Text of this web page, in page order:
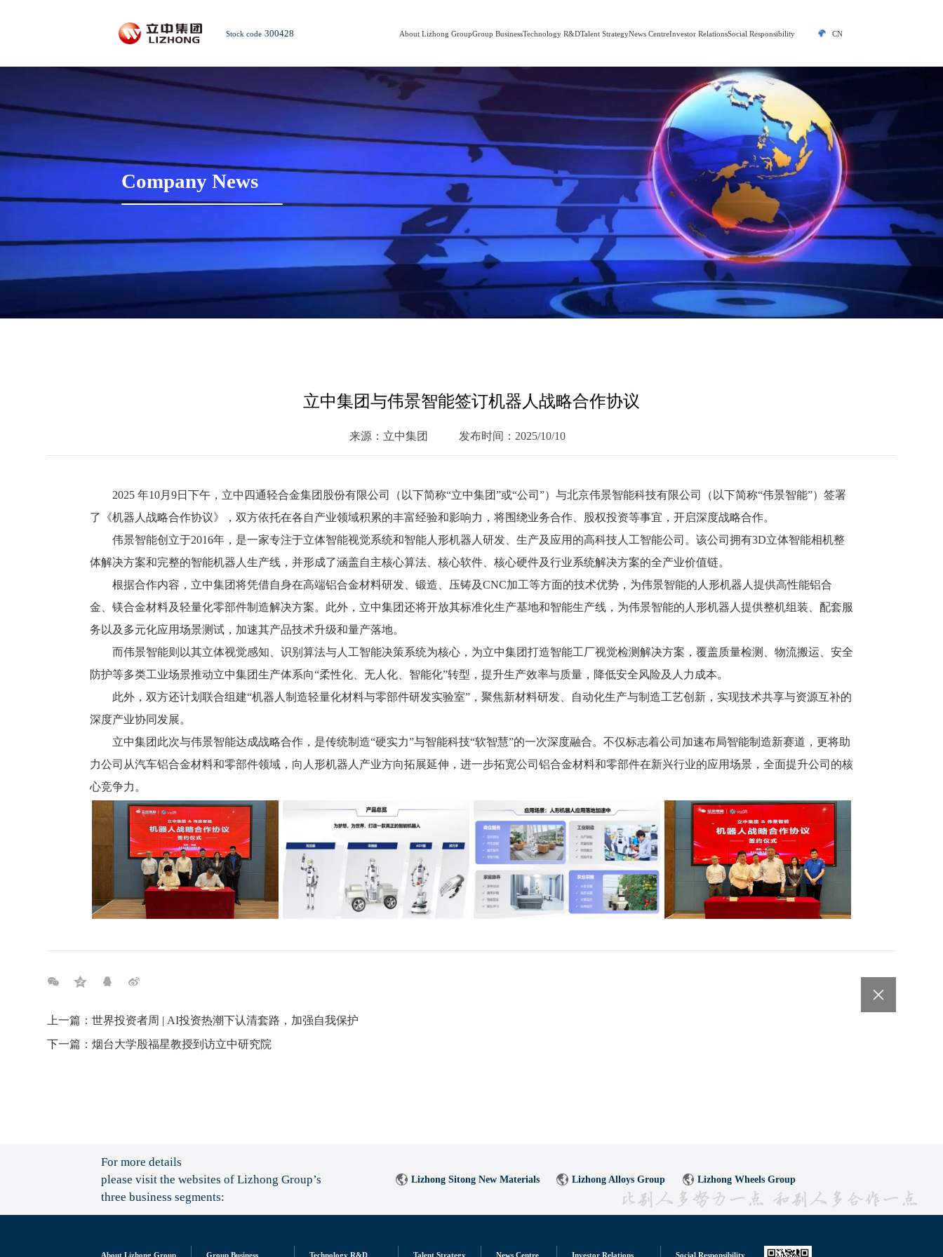
Stock code 300428 About Lizhong GroupGroup BusinessTechnology R&DTalent StrategyNews CentreInvestor RelationsSocial Responsibility CN
Company News
立中集团与伟景智能签订机器人战略合作协议
来源：立中集团 发布时间：2025/10/10
2025 年10月9日下午，立中四通轻合金集团股份有限公司（以下简称“立中集团”或“公司”）与北京伟景智能科技有限公司（以下简称“伟景智能”）签署
了《机器人战略合作协议》，双方依托在各自产业领域积累的丰富经验和影响力，将围绕业务合作、股权投资等事宜，开启深度战略合作。
伟景智能创立于2016年，是一家专注于立体智能视觉系统和智能人形机器人研发、生产及应用的高科技人工智能公司。该公司拥有3D立体智能相机整
体解决方案和完整的智能机器人生产线，并形成了涵盖自主核心算法、核心软件、核心硬件及行业系统解决方案的全产业价值链。
根据合作内容，立中集团将凭借自身在高端铝合金材料研发、锻造、压铸及CNC加工等方面的技术优势，为伟景智能的人形机器人提供高性能铝合
金、镁合金材料及轻量化零部件制造解决方案。此外，立中集团还将开放其标准化生产基地和智能生产线，为伟景智能的人形机器人提供整机组装、配套服
务以及多元化应用场景测试，加速其产品技术升级和量产落地。
而伟景智能则以其立体视觉感知、识别算法与人工智能决策系统为核心，为立中集团打造智能工厂视觉检测解决方案，覆盖质量检测、物流搬运、安全
防护等多类工业场景推动立中集团生产体系向“柔性化、无人化、智能化”转型，提升生产效率与质量，降低安全风险及人力成本。
此外，双方还计划联合组建“机器人制造轻量化材料与零部件研发实验室”，聚焦新材料研发、自动化生产与制造工艺创新，实现技术共享与资源互补的
深度产业协同发展。
立中集团此次与伟景智能达成战略合作，是传统制造“硬实力”与智能科技“软智慧”的一次深度融合。不仅标志着公司加速布局智能制造新赛道，更将助
力公司从汽车铝合金材料和零部件领域，向人形机器人产业方向拓展延伸，进一步拓宽公司铝合金材料和零部件在新兴行业的应用场景，全面提升公司的核
心竞争力。
上一篇：世界投资者周 | AI投资热潮下认清套路，加强自我保护
下一篇：烟台大学殷福星教授到访立中研究院
For more details
please visit the websites of Lizhong Group’s
three business segments:
Lizhong Sitong New Materials Lizhong Alloys Group Lizhong Wheels Group
About Lizhong Group Group Business Technology R&D Talent Strategy News Centre Investor Relations Social Responsibility